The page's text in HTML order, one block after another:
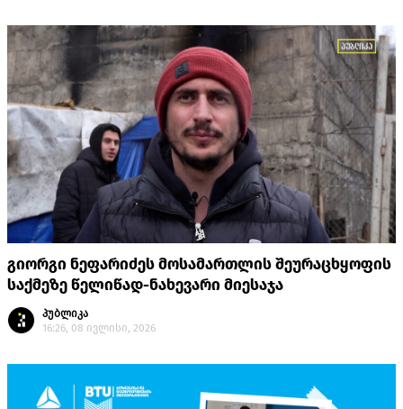
გიორგი ნეფარიძეს მოსამართლის შეურაცხყოფის
საქმეზე წელიწად-ნახევარი მიესაჯა
პუბლიკა
16:26, 08 ივლისი, 2026